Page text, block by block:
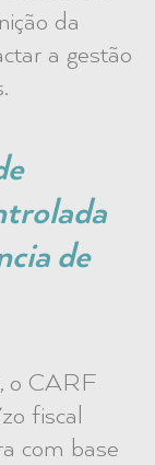
da
a gestão
de
o CARF
fiscal
com base